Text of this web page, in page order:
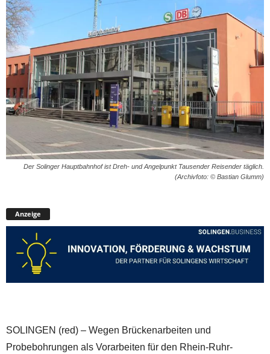
Der Solinger Hauptbahnhof ist Dreh- und Angelpunkt Tausender Reisender täglich.
(Archivfoto: © Bastian Glumm)
Anzeige
SOLINGEN (red) – Wegen Brückenarbeiten und
Probebohrungen als Vorarbeiten für den Rhein-Ruhr-